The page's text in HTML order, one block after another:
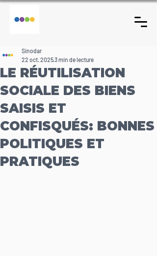
LE RÉUTILISATION
SOCIALE DES BIENS
SAISIS ET
CONFISQUÉS: BONNES
POLITIQUES ET
PRATIQUES
Sinodar
22 oct. 20253 min de lecture